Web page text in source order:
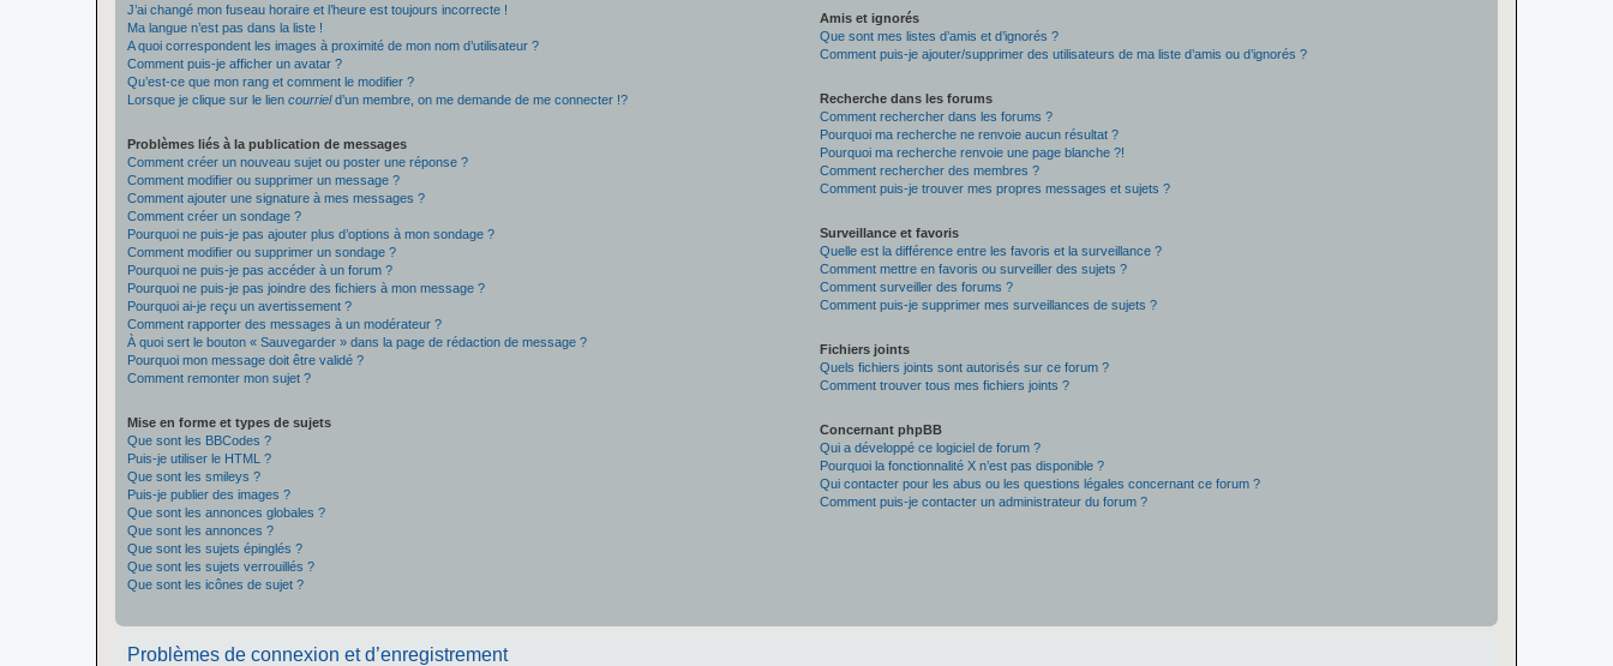
J’ai changé mon fuseau horaire et l’heure est toujours incorrecte !
Ma langue n’est pas dans la liste !
A quoi correspondent les images à proximité de mon nom d’utilisateur ?
Comment puis-je afficher un avatar ?
Qu’est-ce que mon rang et comment le modifier ?
Lorsque je clique sur le lien courrield’un membre, on me demande de me connecter !?
Problèmes liés à la publication de messages
Comment créer un nouveau sujet ou poster une réponse ?
Comment modifier ou supprimer un message ?
Comment ajouter une signature à mes messages ?
Comment créer un sondage ?
Pourquoi ne puis-je pas ajouter plus d’options à mon sondage ?
Comment modifier ou supprimer un sondage ?
Pourquoi ne puis-je pas accéder à un forum ?
Pourquoi ne puis-je pas joindre des fichiers à mon message ?
Pourquoi ai-je reçu un avertissement ?
Comment rapporter des messages à un modérateur ?
À quoi sert le bouton « Sauvegarder » dans la page de rédaction de message ?
Pourquoi mon message doit être validé ?
Comment remonter mon sujet ?
Mise en forme et types de sujets
Que sont les BBCodes ?
Puis-je utiliser le HTML ?
Que sont les smileys ?
Puis-je publier des images ?
Que sont les annonces globales ?
Que sont les annonces ?
Que sont les sujets épinglés ?
Que sont les sujets verrouillés ?
Que sont les icônes de sujet ?
Amis et ignorés
Que sont mes listes d’amis et d’ignorés ?
Comment puis-je ajouter/supprimer des utilisateurs de ma liste d’amis ou d’ignorés ?
Recherche dans les forums
Comment rechercher dans les forums ?
Pourquoi ma recherche ne renvoie aucun résultat ?
Pourquoi ma recherche renvoie une page blanche ?!
Comment rechercher des membres ?
Comment puis-je trouver mes propres messages et sujets ?
Surveillance et favoris
Quelle est la différence entre les favoris et la surveillance ?
Comment mettre en favoris ou surveiller des sujets ?
Comment surveiller des forums ?
Comment puis-je supprimer mes surveillances de sujets ?
Fichiers joints
Quels fichiers joints sont autorisés sur ce forum ?
Comment trouver tous mes fichiers joints ?
Concernant phpBB
Qui a développé ce logiciel de forum ?
Pourquoi la fonctionnalité X n’est pas disponible ?
Qui contacter pour les abus ou les questions légales concernant ce forum ?
Comment puis-je contacter un administrateur du forum ?
Problèmes de connexion et d’enregistrement